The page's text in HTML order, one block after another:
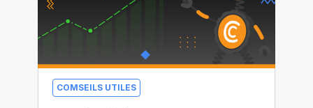
COMSEILS UTILES